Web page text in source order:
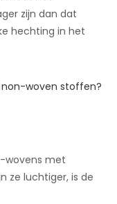
zijn dan dat
hechting in het
wovens met
ze luchtiger, is de